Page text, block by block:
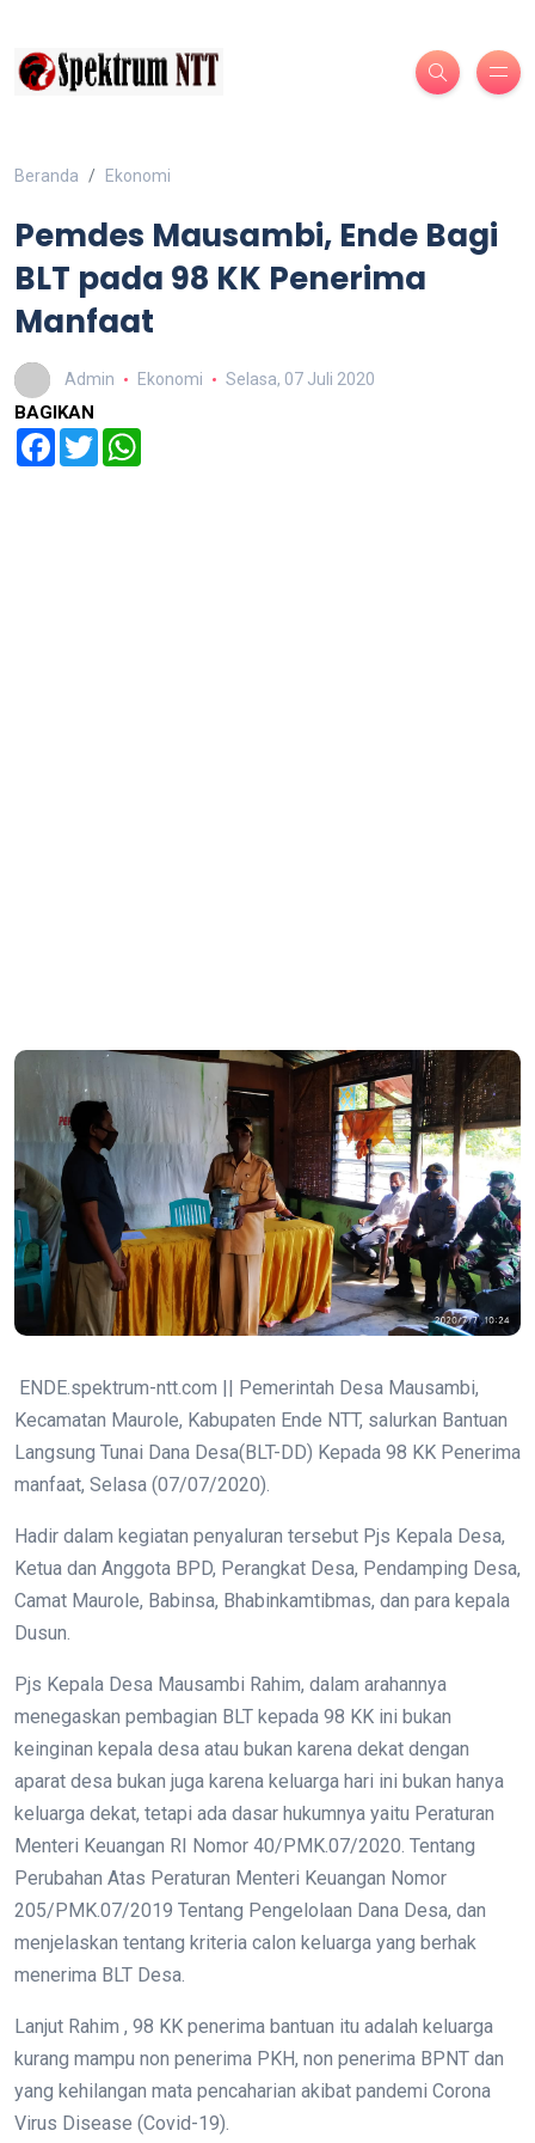
Beranda Ekonomi
Pemdes Mausambi, Ende Bagi
BLT pada 98 KK Penerima
Manfaat
Admin Ekonomi Selasa, 07 Juli 2020
BAGIKAN
Facebook
Twitter
ENDE.spektrum-ntt.com || Pemerintah Desa Mausambi,
Kecamatan Maurole, Kabupaten Ende NTT, salurkan Bantuan
Langsung Tunai Dana Desa(BLT-DD) Kepada 98 KK Penerima
manfaat, Selasa (07/07/2020).
Hadir dalam kegiatan penyaluran tersebut Pjs Kepala Desa,
Ketua dan Anggota BPD, Perangkat Desa, Pendamping Desa,
Camat Maurole, Babinsa, Bhabinkamtibmas, dan para kepala
Dusun.
Pjs Kepala Desa Mausambi Rahim, dalam arahannya
menegaskan pembagian BLT kepada 98 KK ini bukan
keinginan kepala desa atau bukan karena dekat dengan
aparat desa bukan juga karena keluarga hari ini bukan hanya
keluarga dekat, tetapi ada dasar hukumnya yaitu Peraturan
Menteri Keuangan RI Nomor 40/PMK.07/2020. Tentang
Perubahan Atas Peraturan Menteri Keuangan Nomor
205/PMK.07/2019 Tentang Pengelolaan Dana Desa, dan
menjelaskan tentang kriteria calon keluarga yang berhak
menerima BLT Desa.
Lanjut Rahim , 98 KK penerima bantuan itu adalah keluarga
kurang mampu non penerima PKH, non penerima BPNT dan
yang kehilangan mata pencaharian akibat pandemi Corona
Virus Disease (Covid-19).